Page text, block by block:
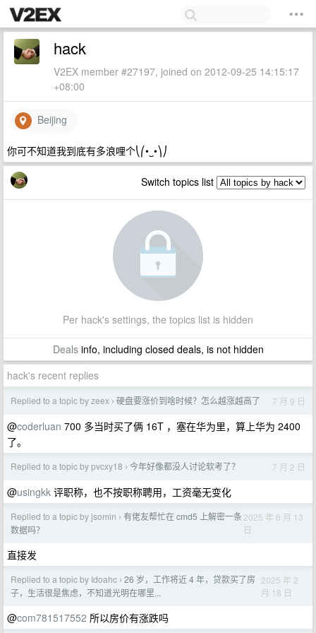
hack
V2EX member #27197, joined on 2012-09-25 14:15:17
+08:00
Beijing
你可不知道我到底有多浪哩个⎝⎛•‿•⎞⎠
Switch topics list
Per hack's settings, the topics list is hidden
Dealsinfo, including closed deals, is not hidden
hack's recent replies
Replied to a topic by zeex › 硬盘要涨价到啥时候？怎么越涨越高了 7 月 9 日
@coderluan 700 多当时买了俩 16T ，塞在华为里，算上华为 2400
了。
Replied to a topic by pvcxy18 › 今年好像都没人讨论软考了？ 7 月 2 日
@usingkk 评职称，也不按职称聘用，工资毫无变化
Replied to a topic by jsomin › 有佬友帮忙在 cmd5 上解密一条
数据吗？
2025 年 6 月 13
日
直接发
Replied to a topic by Idoahc › 26 岁，工作将近 4 年，贷款买了房
子，生活很是焦虑，不知道光明在哪里...
2025 年 2
月 18 日
@com781517552 所以房价有涨跌吗